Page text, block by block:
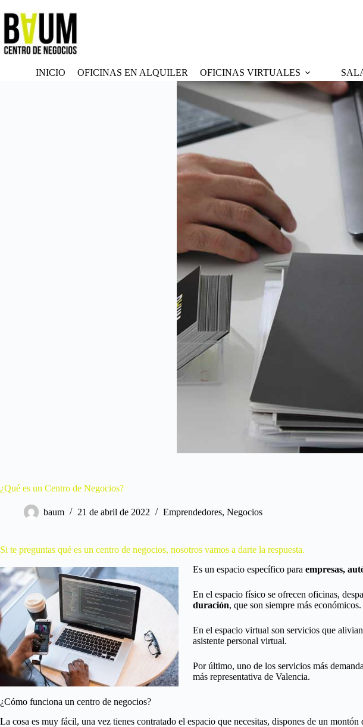
al
contenido
INICIO OFICINAS EN ALQUILER OFICINAS VIRTUALES
¿Qué es un Centro de Negocios?
baum 21 de abril de 2022 Emprendedores, Negocios
Si te preguntas qué es un centro de negocios, nosotros vamos a darte la respuesta.
Es un espacio específico para empresas,
En el espacio físico se ofrecen oficinas,
duración, que son siempre más económicos.
En el espacio virtual son servicios que
asistente personal virtual.
Por último, uno de los servicios más
más representativa de Valencia.
¿Cómo funciona un centro de negocios?
La cosa es muy fácil, una vez tienes contratado el espacio que necesitas, dispones de un